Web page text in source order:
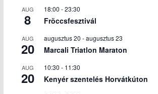
AUG
8
18:00 -23:30
Fröccsfesztivál
AUG
20
augusztus 20 -augusztus 23
Marcali Triatlon Maraton
AUG
20
10:30 - 11:30
Kenyér szentelés Horvátkúton